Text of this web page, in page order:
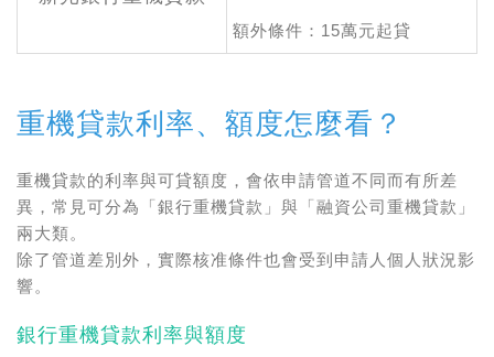
額外條件：15萬元起貸
重機貸款利率、額度怎麼看？
重機貸款的利率與可貸額度，會依申請管道不同而有所差
異，常見可分為「銀行重機貸款」與「融資公司重機貸款」
兩大類。
除了管道差別外，實際核准條件也會受到申請人個人狀況影
響。
銀行重機貸款利率與額度